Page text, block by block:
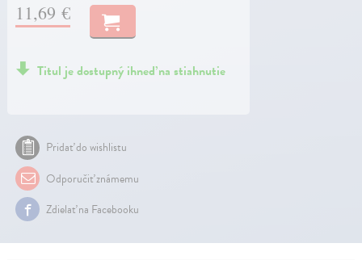
11,69 €
Titul je dostupný ihneď na stiahnutie
Pridať do wishlistu
Odporučiť známemu
Zdielať na Facebooku